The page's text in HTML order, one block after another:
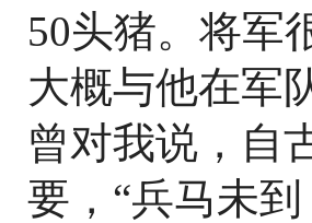
50头猪。将军
大概与他在军
曾对我说，自
要，“兵马未